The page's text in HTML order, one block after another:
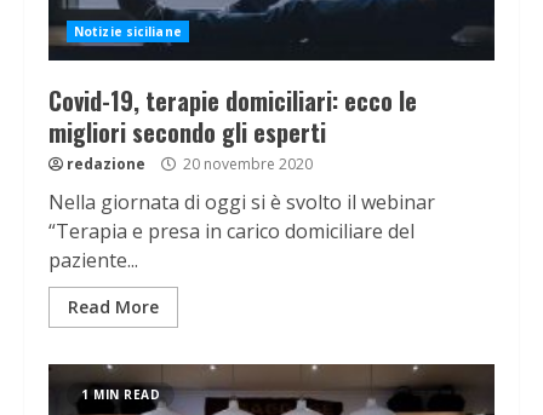
Notizie siciliane
Covid-19, terapie domiciliari: ecco le
migliori secondo gli esperti
redazione 20 novembre 2020
Nella giornata di oggi si è svolto il webinar
“Terapia e presa in carico domiciliare del
paziente...
Read More
1 MIN READ